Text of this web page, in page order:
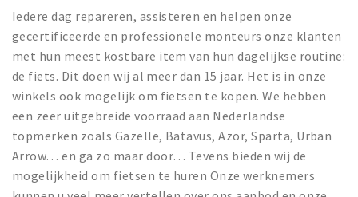
About Hello Zuidas
Programme
Membership
Contact
Partner Apps
Inloggen
Iedere dag repareren, assisteren en helpen onze
gecertificeerde en professionele monteurs onze klanten
met hun meest kostbare item van hun dagelijkse routine:
de fiets. Dit doen wij al meer dan 15 jaar. Het is in onze
winkels ook mogelijk om fietsen te kopen. We hebben
een zeer uitgebreide voorraad aan Nederlandse
topmerken zoals Gazelle, Batavus, Azor, Sparta, Urban
Arrow… en ga zo maar door… Tevens bieden wij de
mogelijkheid om fietsen te huren Onze werknemers